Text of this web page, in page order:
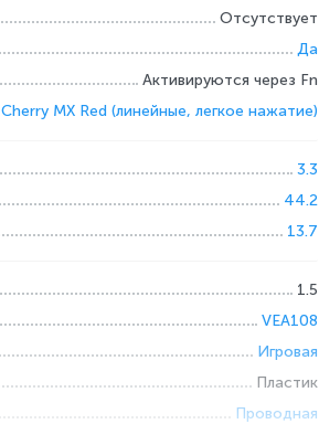
Отсутствует
Да
Активируются через Fn
Cherry MX Red (линейные, легкое нажатие)
3.3
44.2
13.7
1.5
VEA108
Игровая
Пластик
Проводная